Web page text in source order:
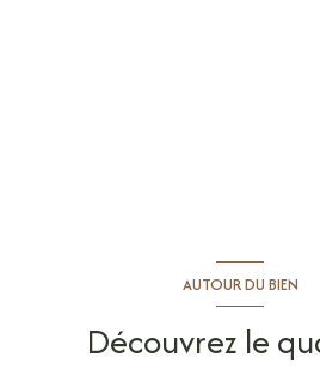
AUTOUR DU BIEN
Découvrez le